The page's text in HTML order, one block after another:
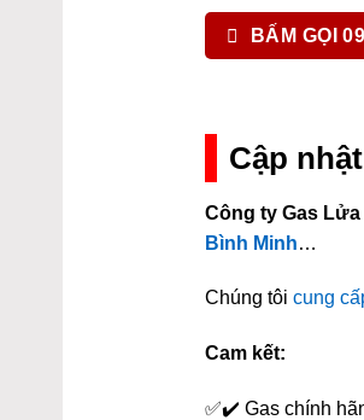
BẤM GỌI
Cập
Công ty Gas Lửa
Bình Minh…
Chúng tôicung
Cam kết:
✅✔️ Gas chính